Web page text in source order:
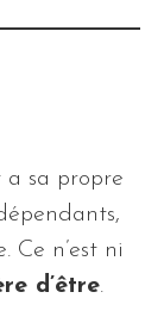
a sa propre
Ce n’est ni
d’être.